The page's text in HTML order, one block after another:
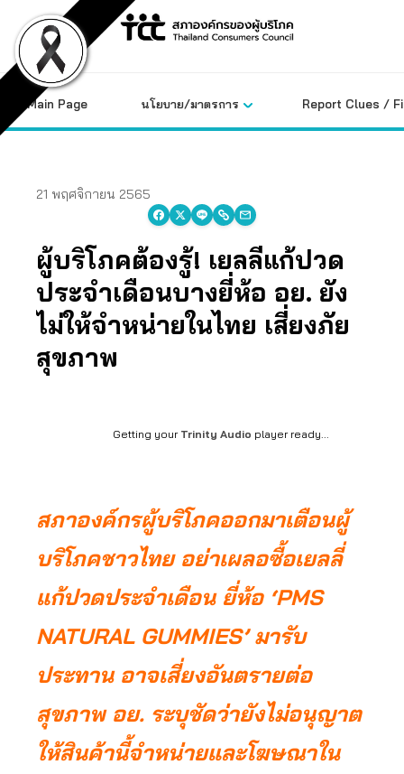
content
Main Page นโยบาย/มาตรการ Report Clues /
21 พฤศจิกายน 2565
ผู้บริโภคต้องรู้! เยลลี่แก้ปวด
ประจำเดือนบางยี่ห้อ อย. ยัง
ไม่ให้จำหน่ายในไทย เสี่ยงภัย
สุขภาพ
Getting your Trinity Audio player ready...
สภาองค์กรผู้บริโภคออกมาเตือนผู้
บริโภคชาวไทย อย่าเผลอซื้อเยลลี่
แก้ปวดประจำเดือน ยี่ห้อ ‘PMS
NATURAL GUMMIES’ มารับ
ประทาน อาจเสี่ยงอันตรายต่อ
สุขภาพ อย. ระบุชัดว่ายังไม่อนุญาต
ให้สินค้านี้จำหน่ายและโฆษณาใน